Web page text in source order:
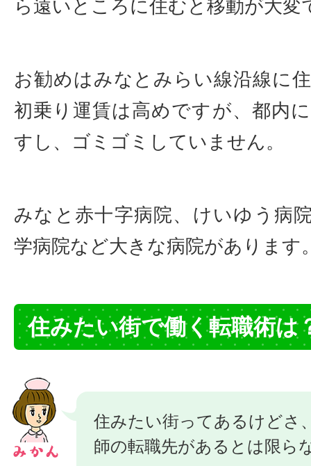
ら遠いところに住むと移動が大変
お勧めはみなとみらい線沿線に
初乗り運賃は高めですが、都内
すし、ゴミゴミしていません。
みなと赤十字病院、けいゆう病
学病院など大きな病院があります
住みたい街で働く転職術は
住みたい街ってあるけどさ
師の転職先があるとは限ら